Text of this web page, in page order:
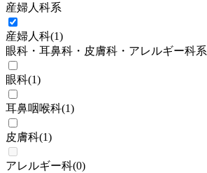
産婦人科系
産婦人科(1)
眼科・耳鼻科・皮膚科・アレルギー科系
眼科(1)
耳鼻咽喉科(1)
皮膚科(1)
アレルギー科(0)